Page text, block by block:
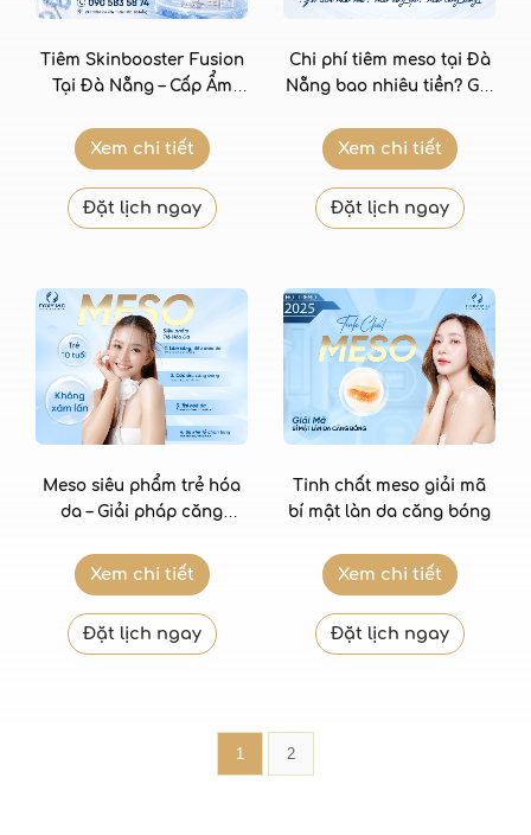
Tiêm Skinbooster Fusion
Tại Đà Nẵng – Cấp Ẩm
Bên Trong
Xem chi tiết
Đặt lịch ngay
Chi phí tiêm meso tại Đà
Nẵng bao nhiêu tiền? Giá
sáng da, meso căng
Xem chi tiết
Đặt lịch ngay
Meso siêu phẩm trẻ hóa
da – Giải pháp căng
Xem chi tiết
Đặt lịch ngay
Tinh chất meso giải mã
bí mật làn da căng bóng
Xem chi tiết
Đặt lịch ngay
1 2